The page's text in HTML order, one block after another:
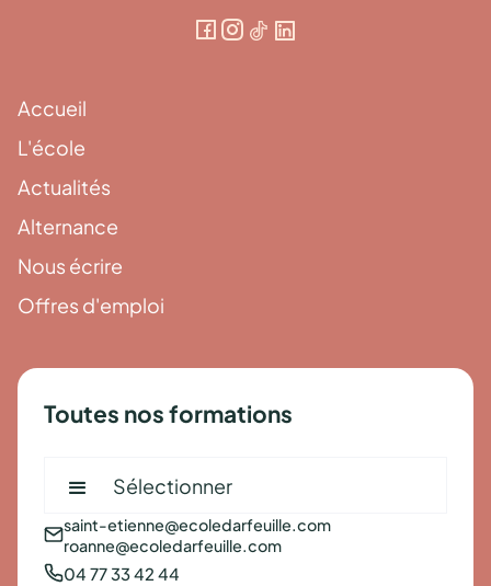
Accueil
L'école
Actualités
Alternance
Nous écrire
Offres d'emploi
Toutes nos formations
Sélectionner
saint-etienne@ecoledarfeuille.com
roanne@ecoledarfeuille.com
04 77 33 42 44